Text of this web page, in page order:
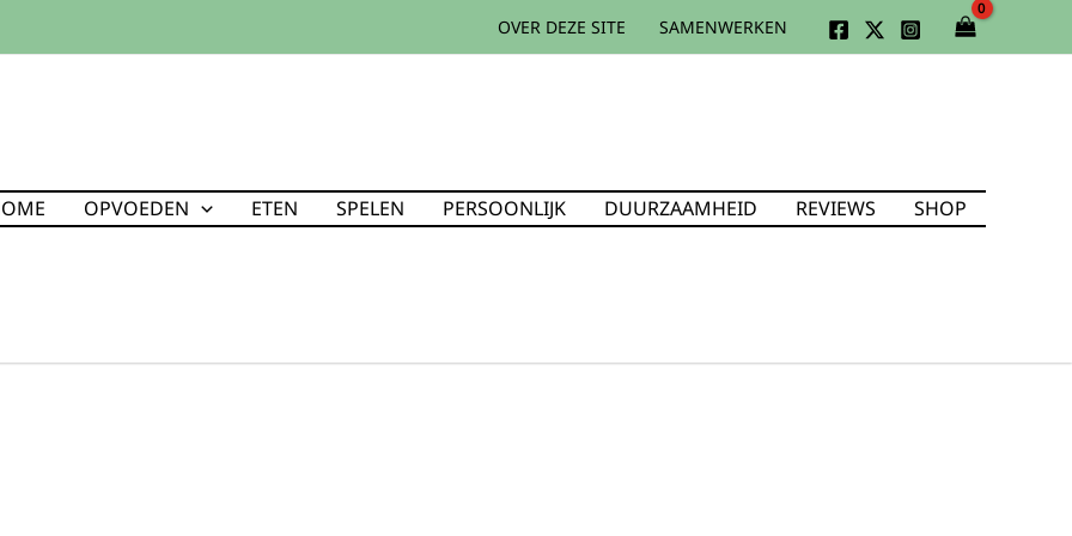
OVER DEZE SITE SAMENWERKEN
OPVOEDEN ETEN SPELEN PERSOONLIJK DUURZAAMHEID REVIEWS SHOP